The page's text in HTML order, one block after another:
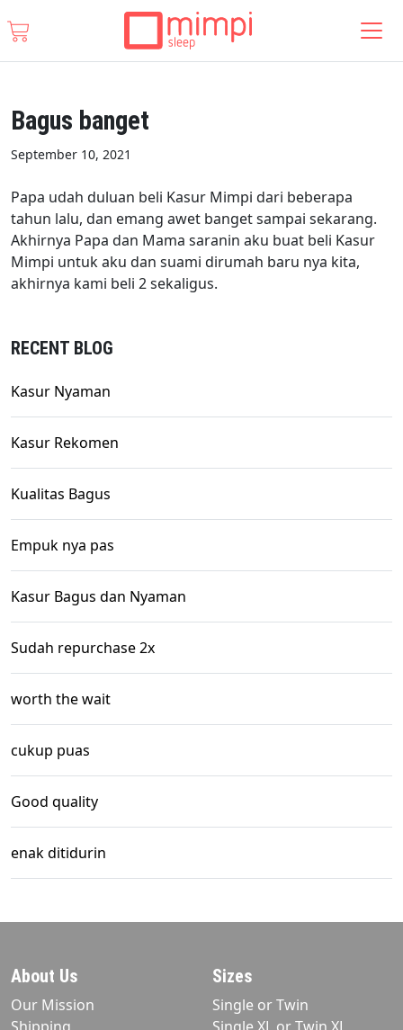
Bagus banget
September 10, 2021
Papa udah duluan beli Kasur Mimpi dari beberapa
tahun lalu, dan emang awet banget sampai sekarang.
Akhirnya Papa dan Mama saranin aku buat beli Kasur
Mimpi untuk aku dan suami dirumah baru nya kita,
akhirnya kami beli 2 sekaligus.
RECENT BLOG
Kasur Nyaman
Kasur Rekomen
Kualitas Bagus
Empuk nya pas
Kasur Bagus dan Nyaman
Sudah repurchase 2x
worth the wait
cukup puas
Good quality
enak ditidurin
About Us
Our Mission
Sizes
Single or Twin